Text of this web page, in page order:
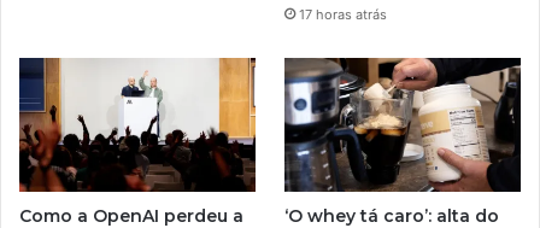
17 horas atrás
Como a OpenAI perdeu a
‘O whey tá caro’: alta do